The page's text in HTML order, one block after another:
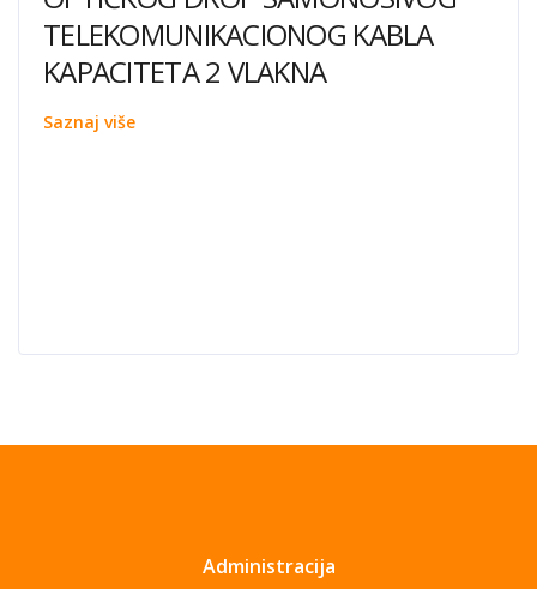
TELEKOMUNIKACIONOG KABLA
KAPACITETA 2 VLAKNA
Saznaj više
Administracija